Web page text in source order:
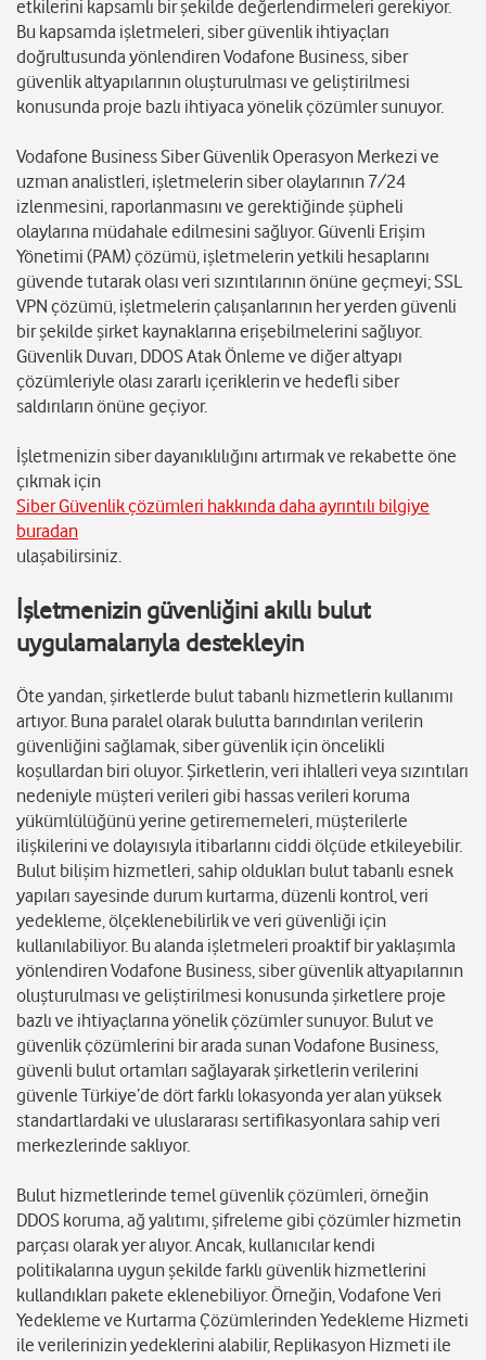
etkilerini kapsamlı bir şekilde değerlendirmeleri gerekiyor.
Bu kapsamda işletmeleri, siber güvenlik ihtiyaçları
doğrultusunda yönlendiren Vodafone Business, siber
güvenlik altyapılarının oluşturulması ve geliştirilmesi
konusunda proje bazlı ihtiyaca yönelik çözümler sunuyor.
Vodafone Business Siber Güvenlik Operasyon Merkezi ve
uzman analistleri, işletmelerin siber olaylarının 7/24
izlenmesini, raporlanmasını ve gerektiğinde şüpheli
olaylarına müdahale edilmesini sağlıyor. Güvenli Erişim
Yönetimi (PAM) çözümü, işletmelerin yetkili hesaplarını
güvende tutarak olası veri sızıntılarının önüne geçmeyi; SSL
VPN çözümü, işletmelerin çalışanlarının her yerden güvenli
bir şekilde şirket kaynaklarına erişebilmelerini sağlıyor.
Güvenlik Duvarı, DDOS Atak Önleme ve diğer altyapı
çözümleriyle olası zararlı içeriklerin ve hedefli siber
saldırıların önüne geçiyor.
İşletmenizin siber dayanıklılığını artırmak ve rekabette öne
çıkmak için
Siber Güvenlik çözümleri hakkında daha ayrıntılı bilgiye
buradan
ulaşabilirsiniz.
İşletmenizin güvenliğini akıllı bulut
uygulamalarıyla destekleyin
Öte yandan, şirketlerde bulut tabanlı hizmetlerin kullanımı
artıyor. Buna paralel olarak bulutta barındırılan verilerin
güvenliğini sağlamak, siber güvenlik için öncelikli
koşullardan biri oluyor. Şirketlerin, veri ihlalleri veya sızıntıları
nedeniyle müşteri verileri gibi hassas verileri koruma
yükümlülüğünü yerine getirememeleri, müşterilerle
ilişkilerini ve dolayısıyla itibarlarını ciddi ölçüde etkileyebilir.
Bulut bilişim hizmetleri, sahip oldukları bulut tabanlı esnek
yapıları sayesinde durum kurtarma, düzenli kontrol, veri
yedekleme, ölçeklenebilirlik ve veri güvenliği için
kullanılabiliyor. Bu alanda işletmeleri proaktif bir yaklaşımla
yönlendiren Vodafone Business, siber güvenlik altyapılarının
oluşturulması ve geliştirilmesi konusunda şirketlere proje
bazlı ve ihtiyaçlarına yönelik çözümler sunuyor. Bulut ve
güvenlik çözümlerini bir arada sunan Vodafone Business,
güvenli bulut ortamları sağlayarak şirketlerin verilerini
güvenle Türkiye’de dört farklı lokasyonda yer alan yüksek
standartlardaki ve uluslararası sertifikasyonlara sahip veri
merkezlerinde saklıyor.
Bulut hizmetlerinde temel güvenlik çözümleri, örneğin
DDOS koruma, ağ yalıtımı, şifreleme gibi çözümler hizmetin
parçası olarak yer alıyor. Ancak, kullanıcılar kendi
politikalarına uygun şekilde farklı güvenlik hizmetlerini
kullandıkları pakete eklenebiliyor. Örneğin, Vodafone Veri
Yedekleme ve Kurtarma Çözümlerinden Yedekleme Hizmeti
ile verilerinizin yedeklerini alabilir, Replikasyon Hizmeti ile